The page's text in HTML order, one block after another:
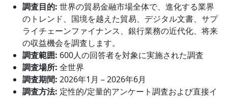
調査目的: 世界の貿易金融市場全体で、進化する業界
のトレンド、国境を越えた貿易、デジタル文書、サプ
ライチェーンファイナンス、銀行業務の近代化、将来
の収益機会を調査します。
調査範囲: 600人の回答者を対象に実施された調査
調査場所: 全世界
調査期間: 2026年1月 – 2026年6月
調査方法: 定性的/定量的アンケート調査および直接イ